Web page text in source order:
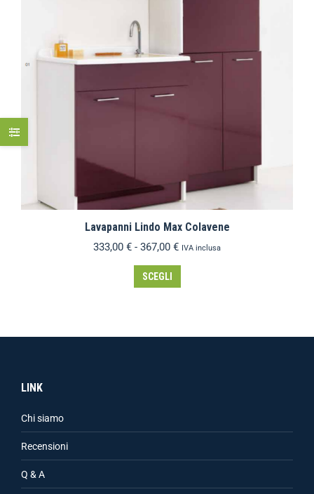
Lavapanni Lindo Max Colavene
333,00 € - 367,00 € IVA inclusa
SCEGLI
LINK
Chi siamo
Recensioni
Q & A